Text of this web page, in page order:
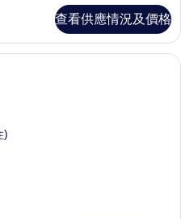
查看供應情況及價格
)